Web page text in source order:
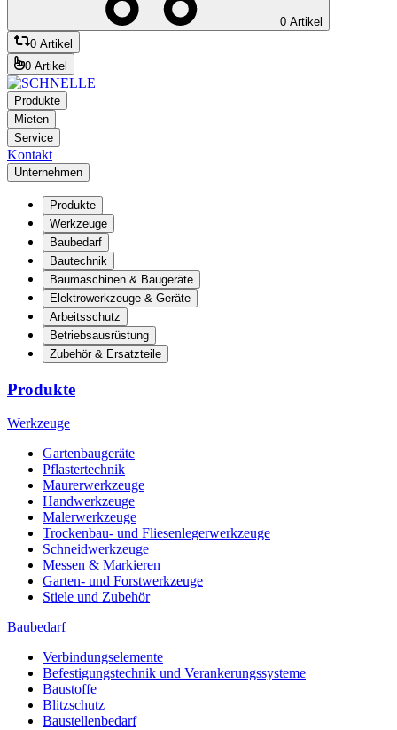
0 Artikel
0 Artikel
0 Artikel
Produkte
Mieten
Service
Kontakt
Unternehmen
Produkte
Werkzeuge
Baubedarf
Bautechnik
Baumaschinen & Baugeräte
Elektrowerkzeuge & Geräte
Arbeitsschutz
Betriebsausrüstung
Zubehör & Ersatzteile
Produkte
Werkzeuge
Gartenbaugeräte
Pflastertechnik
Maurerwerkzeuge
Handwerkzeuge
Malerwerkzeuge
Trockenbau- und Fliesenlegerwerkzeuge
Schneidwerkzeuge
Messen & Markieren
Garten- und Forstwerkzeuge
Stiele und Zubehör
Baubedarf
Verbindungselemente
Befestigungstechnik und Verankerungssysteme
Baustoffe
Blitzschutz
Baustellenbedarf